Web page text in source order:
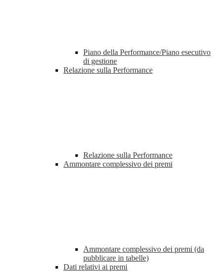
Piano della Performance/Piano esecutivo
di gestione
Relazione sulla Performance
Relazione sulla Performance
Ammontare complessivo dei premi
Ammontare complessivo dei premi (da
pubblicare in tabelle)
Dati relativi ai premi